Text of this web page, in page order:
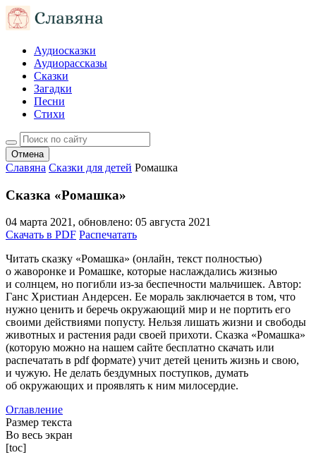
Аудиосказки
Аудиорассказы
Сказки
Загадки
Песни
Стихи
Отмена
Славяна Сказки для детей Ромашка
Сказка «Ромашка»
04 марта 2021, обновлено: 05 августа 2021
Скачать в PDF Распечатать
Читать сказку «Ромашка» (онлайн, текст полностью)
о жаворонке и Ромашке, которые наслаждались жизнью
и солнцем, но погибли из-за беспечности мальчишек. Автор:
Ганс Христиан Андерсен. Ее мораль заключается в том, что
нужно ценить и беречь окружающий мир и не портить его
своими действиями попусту. Нельзя лишать жизни и свободы
животных и растения ради своей прихоти. Сказка «Ромашка»
(которую можно на нашем сайте бесплатно скачать или
распечатать в pdf формате) учит детей ценить жизнь и свою,
и чужую. Не делать бездумных поступков, думать
об окружающих и проявлять к ним милосердие.
Оглавление
Размер текста
Во весь экран
[toc]